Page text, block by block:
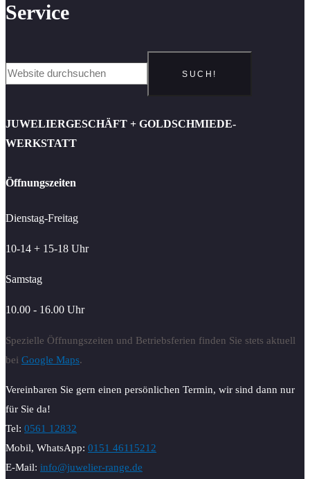
Service
SUCH!
JUWELIERGESCHÄFT + GOLDSCHMIEDE-
WERKSTATT
Öffnungszeiten
Dienstag-Freitag
10-14 + 15-18 Uhr
Samstag
10.00 - 16.00 Uhr
Spezielle Öffnungszeiten und Betriebsferien finden Sie stets aktuell
bei Google Maps.
Vereinbaren Sie gern einen persönlichen Termin, wir sind dann nur
für Sie da!
Tel: 0561 12832
Mobil, WhatsApp: 0151 46115212
E-Mail: info@juwelier-range.de